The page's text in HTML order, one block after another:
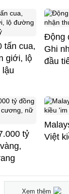
tấn cua,
giới, lộ
lậu
Động
Ghi
đầu
tỷ
Việt
Xem thêm